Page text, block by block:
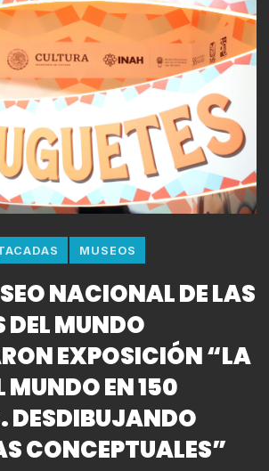
MUSEOS
NACIONAL DE LAS
DEL MUNDO
EXPOSICIÓN “LA
MUNDO EN 150
DESDIBUJANDO
CONCEPTUALES”